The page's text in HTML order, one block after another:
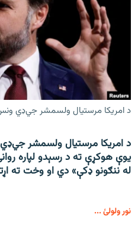
د امریکا مرستیال ولسمشر جي‌ډي
د امریکا مرستیال ولسمشر
یوې هوکړې ته د رسېدو لپاره
له ننګونو ډکې» دي او وخت ته
نور ولولئ ...